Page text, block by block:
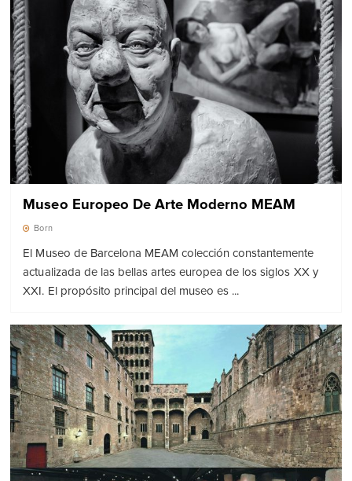
Museo Europeo De Arte Moderno MEAM
Born
El Museo de Barcelona MEAM colección constantemente
actualizada de las bellas artes europea de los siglos XX y
XXI. El propósito principal del museo es ...